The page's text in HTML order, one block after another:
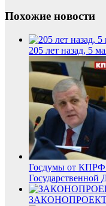
Похожие новости
205 лет назад, 5
Госдумы от КПРФ
Государственной